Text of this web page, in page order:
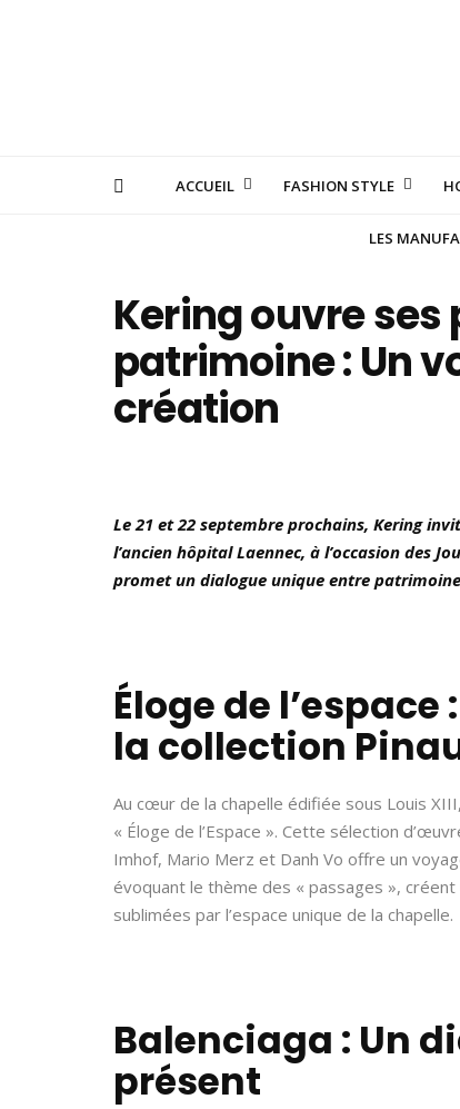
ACCUEIL FASHION STYLE
LES
Kering ouvre
patrimoine : Un
création
Le 21 et 22 septembre prochains, Kering
l’ancien hôpital Laennec, à l’occasion des
promet un dialogue unique entre
Éloge de
la collection
Au cœur de la chapelle édifiée sous Louis
« Éloge de l’Espace ». Cette sélection
Imhof, Mario Merz et Danh Vo offre un
évoquant le thème des « passages »,
sublimées par l’espace unique de la chapelle.
Balenciaga : Un
présent